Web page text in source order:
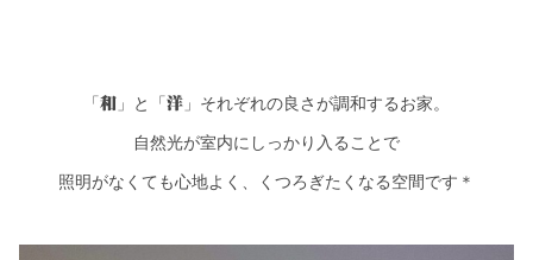
「 和 」と「 洋 」それぞれの良さが調和するお家。
自然光が室内にしっかり入ることで
照明がなくても心地よく、くつろぎたくなる空間です＊